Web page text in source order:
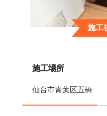
施工
施工場所
仙台市青葉区五橋